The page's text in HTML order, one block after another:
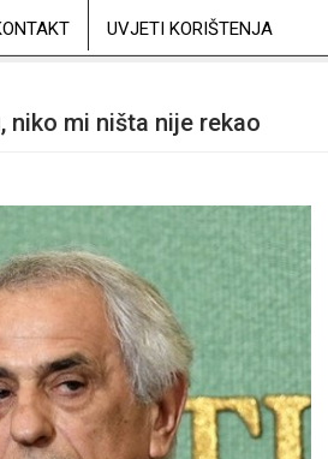
UVJETI KORIŠTENJA
niko mi ništa nije rekao